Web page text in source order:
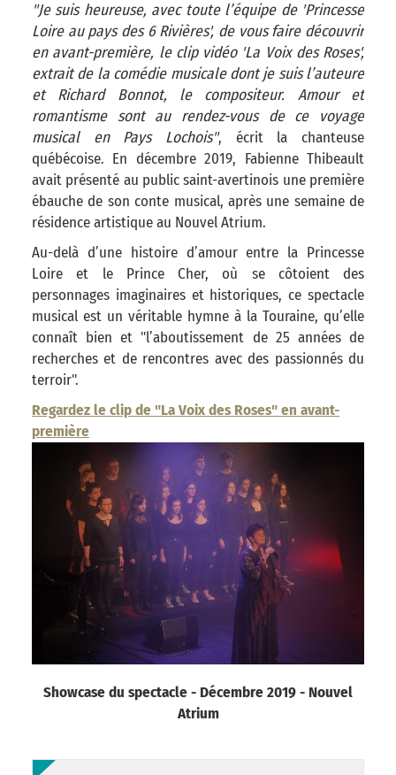
"Je suis heureuse, avec toute l’équipe de 'Princesse
Loire au pays des 6 Rivières', de vous faire découvrir
en avant-première, le clip vidéo 'La Voix des Roses',
extrait de la comédie musicale dont je suis l’auteure
et Richard Bonnot, le compositeur. Amour et
romantisme sont au rendez-vous de ce voyage
musical en Pays Lochois", écrit la chanteuse
québécoise. En décembre 2019, Fabienne Thibeault
avait présenté au public saint-avertinois une première
ébauche de son conte musical, après une semaine de
résidence artistique au Nouvel Atrium.
Au-delà d’une histoire d’amour entre la Princesse
Loire et le Prince Cher, où se côtoient des
personnages imaginaires et historiques, ce spectacle
musical est un véritable hymne à la Touraine, qu’elle
connaît bien et "l’aboutissement de 25 années de
recherches et de rencontres avec des passionnés du
terroir".
Regardez le clip de "La Voix des Roses" en avant-
première
Showcase du spectacle - Décembre 2019 - Nouvel
Atrium